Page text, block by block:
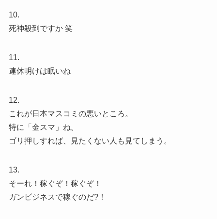
10.
死神殺到ですか 笑
11.
連休明けは眠いね
12.
これが日本マスコミの悪いところ。
特に「金スマ」ね。
ゴリ押しすれば、見たくない人も見てしまう。
13.
そーれ！稼ぐぞ！稼ぐぞ！
ガンビジネスで稼ぐのだ?！